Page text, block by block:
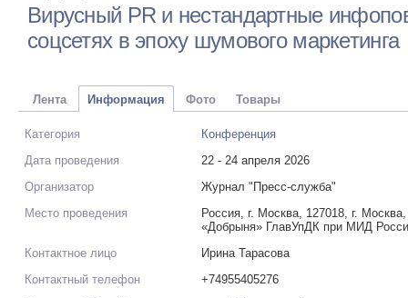
Вирусный PR и нестандартные
соцсетях в эпоху шумового маркетинга
Лента Информация Фото Товары
Категория
Конференция
Дата проведения
22 - 24 апреля 2026
Организатор
Журнал "Пресс-служба"
Место проведения
Россия, г. Москва, 127018, г.
«Добрыня» ГлавУпДК при МИД
Контактное лицо
Ирина Тарасова
Контактный телефон
+74955405276